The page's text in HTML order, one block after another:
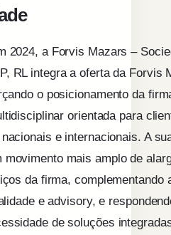
2024, a Forvis Mazars –
RL integra a oferta da Forvis
o posicionamento da
orientada para
e internacionais. A
movimento mais amplo de
da firma, complementando
e advisory, e
de soluções